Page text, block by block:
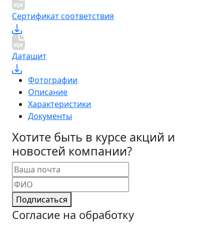
Сертификат соответствия
Даташит
Фотографии
Описание
Характеристики
Документы
Хотите быть в курсе акций и
новостей компании?
Подписаться
Согласие на обработку